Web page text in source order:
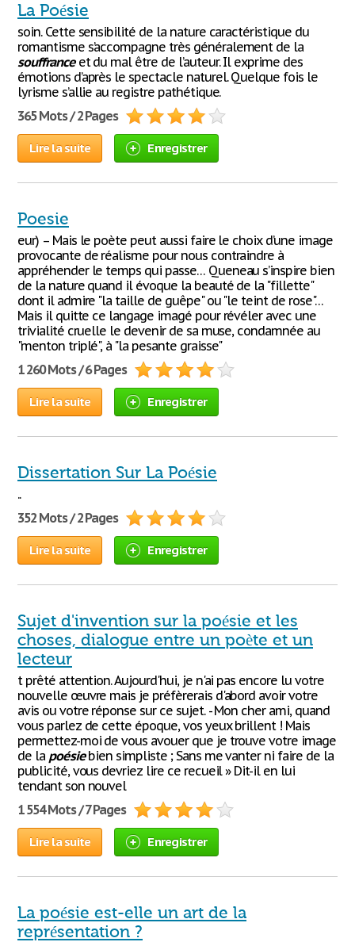
La Poésie
soin. Cette sensibilité de la nature caractéristique du
romantisme s’accompagne très généralement de la
souffranceet du mal être de l’auteur. Il exprime des
émotions d’après le spectacle naturel. Quelque fois le
lyrisme s’allie au registre pathétique.
365 Mots / 2 Pages
Lire la suite Enregistrer
Poesie
eur) – Mais le poète peut aussi faire le choix d’une image
provocante de réalisme pour nous contraindre à
appréhender le temps qui passe… Queneau s’inspire bien
de la nature quand il évoque la beauté de la "fillette"
dont il admire "la taille de guêpe" ou "le teint de rose"…
Mais il quitte ce langage imagé pour révéler avec une
trivialité cruelle le devenir de sa muse, condamnée au
"menton triplé", à "la pesante graisse"
1 260 Mots / 6 Pages
Lire la suite Enregistrer
Dissertation Sur La Poésie
..
352 Mots / 2 Pages
Lire la suite Enregistrer
Sujet d'invention sur la poésie et les
choses, dialogue entre un poète et un
lecteur
t prêté attention. Aujourd'hui, je n'ai pas encore lu votre
nouvelle œuvre mais je préfèrerais d'abord avoir votre
avis ou votre réponse sur ce sujet. - Mon cher ami, quand
vous parlez de cette époque, vos yeux brillent ! Mais
permettez-moi de vous avouer que je trouve votre image
de la poésiebien simpliste ; Sans me vanter ni faire de la
publicité, vous devriez lire ce recueil » Dit-il en lui
tendant son nouvel
1 554 Mots / 7 Pages
Lire la suite Enregistrer
La poésie est-elle un art de la
représentation ?